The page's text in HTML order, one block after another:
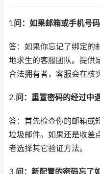
1.问：如果邮箱或手机号
答：如果你忘记了绑定的
地求生的客服团队。提供
合法拥有者，客服会在核
2.问：重置密码的经过中
答：首先检查你的邮箱或
垃圾邮件。如果还是收差
者选择其它验证方法。
3.问：新配置的密码忘了